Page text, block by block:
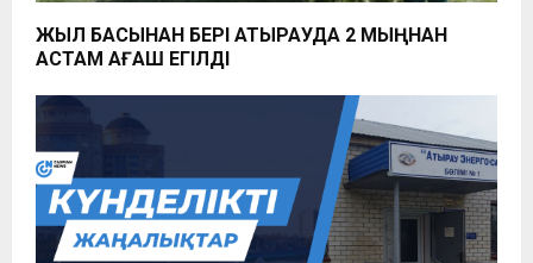
ЖЫЛ БАСЫНАН БЕРІ АТЫРАУДА 2 МЫҢНАН
АСТАМ АҒАШ ЕГІЛДІ